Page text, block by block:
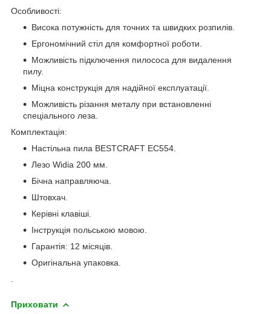
Особливості:
Висока потужність для точних та швидких розпилів.
Ергономічний стіл для комфортної роботи.
Можливість підключення пилососа для видалення
пилу.
Міцна конструкція для надійної експлуатації.
Можливість різання металу при встановленні
спеціального леза.
Комплектація:
Настільна пила BESTCRAFT EC554.
Лезо Widia 200 мм.
Бічна направляюча.
Штовхач.
Керівні клавіші.
Інструкція польською мовою.
Гарантія: 12 місяців.
Оригінальна упаковка.
Приховати